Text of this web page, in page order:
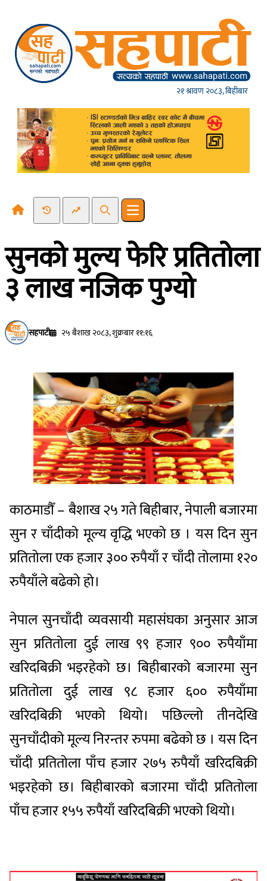
२१ श्रावण २०८३, बिहीबार
Recent NewsTrending News
SearchOpen main menu
सुनको मुल्य फेरि प्रतितोला
३ लाख नजिक पुग्यो
सहपाटी २५ बैशाख २०८३, शुक्रबार ११:१६
काठमाडौँ – बैशाख २५ गते बिहीबार, नेपाली बजारमा
सुन र चाँदीको मूल्य वृद्धि भएको छ । यस दिन सुन
प्रतितोला एक हजार ३०० रुपैयाँ र चाँदी तोलामा १२०
रुपैयाँले बढेको हो।
नेपाल सुनचाँदी व्यवसायी महासंघका अनुसार आज
सुन प्रतितोला दुई लाख ९९ हजार ९०० रुपैयाँमा
खरिदबिक्री भइरहेको छ। बिहीबारको बजारमा सुन
प्रतितोला दुई लाख ९८ हजार ६०० रुपैयाँमा
खरिदबिक्री भएको थियो। पछिल्लो तीनदेखि
सुनचाँदीको मूल्य निरन्तर रुपमा बढेको छ । यस दिन
चाँदी प्रतितोला पाँच हजार २७५ रुपैयाँ खरिदबिक्री
भइरहेको छ। बिहीबारको बजारमा चाँदी प्रतितोला
पाँच हजार १५५ रुपैयाँ खरिदबिक्री भएको थियो।